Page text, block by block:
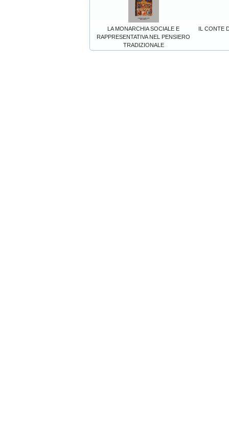
LA MONARCHIA SOCIALE E
RAPPRESENTATIVA NEL PENSIERO
TRADIZIONALE
IL CONTE